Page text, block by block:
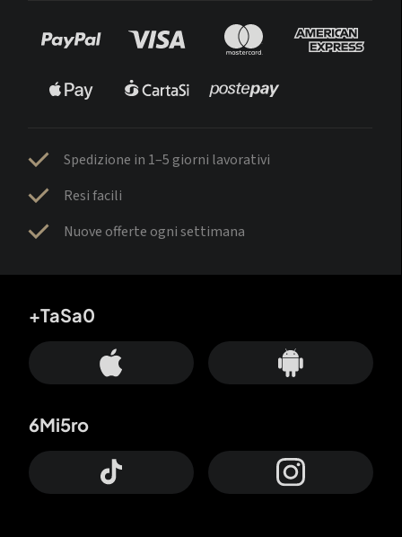
Spedizione in 1–5 giorni lavorativi
Resi facili
Nuove offerte ogni settimana
+TaSa0
6Mi5ro